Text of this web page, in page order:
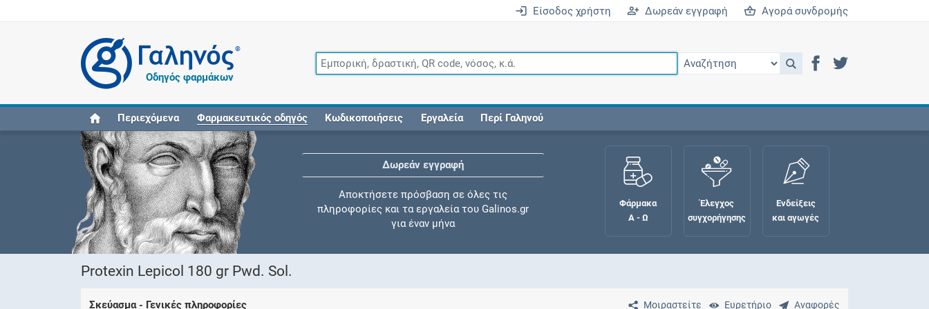
Είσοδος χρήστη Δωρεάν εγγραφή Αγορά συνδρομής
®
Οδηγός φαρμάκων
Περιεχόμενα Φαρμακευτικός οδηγός Κωδικοποιήσεις Εργαλεία Περί Γαληνού
Δωρεάν εγγραφή
Αποκτήσετε πρόσβαση σε όλες τις
πληροφορίες και τα εργαλεία του Galinos.gr
για έναν μήνα
Φάρμακα
Α - Ω
Έλεγχος
συγχορήγησης
Ενδείξεις
και αγωγές
Protexin Lepicol 180 gr Pwd. Sol.
Μοιραστείτε Ευρετήριο Αναφορές
Σκεύασμα - Γενικές πληροφορίες